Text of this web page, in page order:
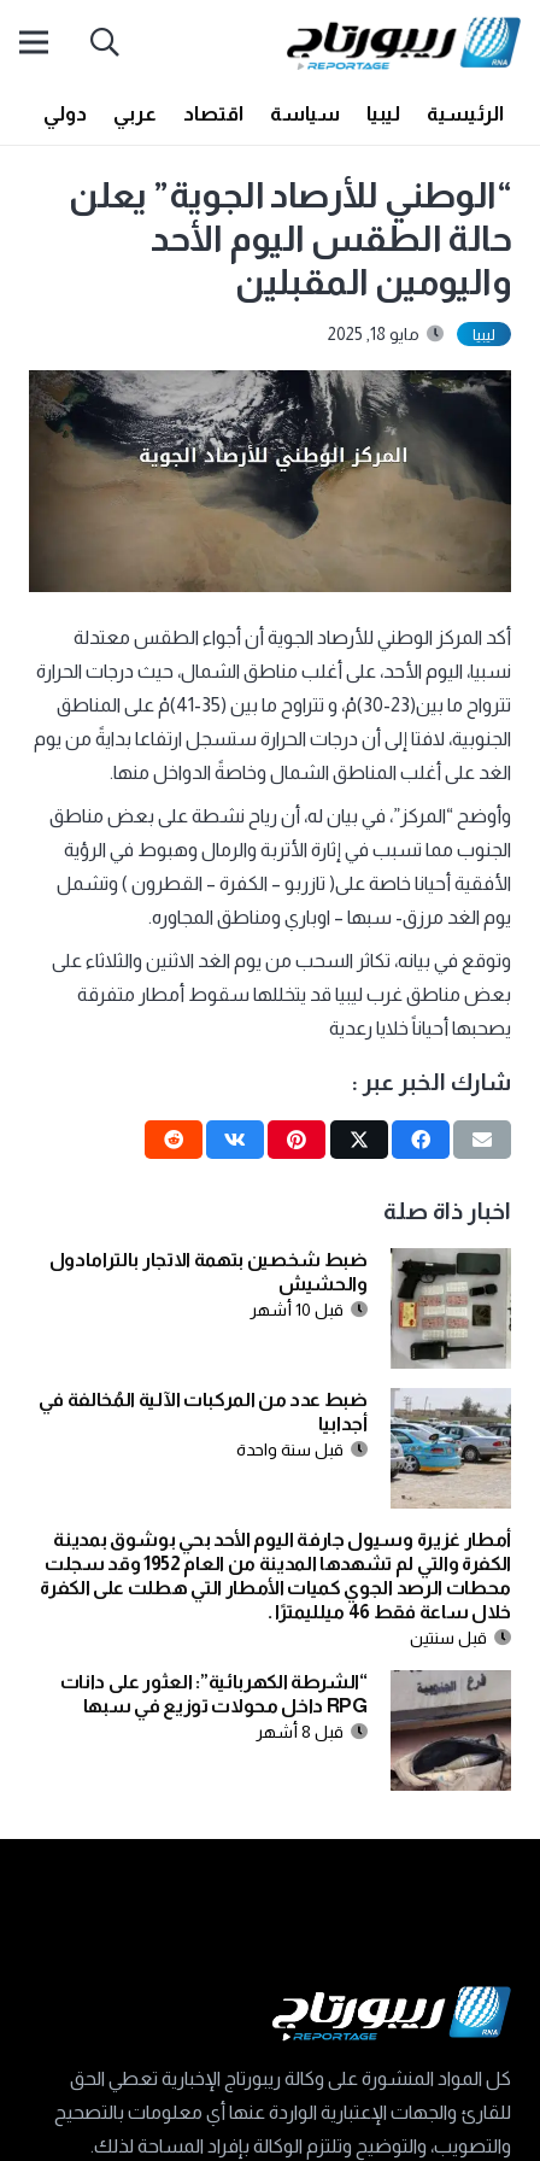
الرئيسية ليبيا سياسة اقتصاد عربي دولي
“الوطني للأرصاد الجوية” يعلن
حالة الطقس اليوم الأحد
واليومين المقبلين
ليبيا مايو 18, 2025
أكد المركز الوطني للأرصاد الجوية أن أجواء الطقس معتدلة
نسبيا، اليوم الأحد، على أغلب مناطق الشمال، حيث درجات الحرارة
تترواح ما بين(23-30)مْ، و تتراوح ما بين (35-41)مْ على المناطق
الجنوبية، لافتا إلى أن درجات الحرارة ستسجل ارتفاعا بدايةً من يوم
الغد على أغلب المناطق الشمال وخاصةً الدواخل منها.
وأوضح “المركز”، في بيان له، أن رياح نشطة على بعض مناطق
الجنوب مما تسبب في إثارة الأتربة والرمال وهبوط في الرؤية
الأفقية أحيانا خاصة على( تازربو – الكفرة – القطرون ) وتشمل
يوم الغد مرزق- سبها – اوباري ومناطق المجاوره.
وتوقع في بيانه، تكاثر السحب من يوم الغد الاثنين والثلاثاء على
بعض مناطق غرب ليبيا قد يتخللها سقوط أمطار متفرقة
يصحبها أحياناً خلايا رعدية
شارك الخبر عبر :
اخبار ذاة صلة
ضبط شخصين بتهمة الاتجار بالترامادول
والحشيش
قبل 10 أشهر
ضبط عدد من المركبات الآلية المُخالفة في
أجدابيا
قبل سنة واحدة
أمطار غزيرة وسيول جارفة اليوم الأحد بحي بوشوق بمدينة
الكفرة والتي لم تشهدها المدينة من العام 1952 وقد سجلت
محطات الرصد الجوي كميات الأمطار التي هطلت على الكفرة
خلال ساعة فقط 46 ميلليمترًا .
قبل سنتين
“الشرطة الكهربائية”: العثور على دانات
RPG داخل محولات توزيع في سبها
قبل 8 أشهر
كل المواد المنشورة على وكالة ريبورتاج الإخبارية تعطي الحق
للقارئ والجهات الإعتبارية الواردة عنها أي معلومات بالتصحيح
والتصويب، والتوضيح وتلتزم الوكالة بإفراد المساحة لذلك.